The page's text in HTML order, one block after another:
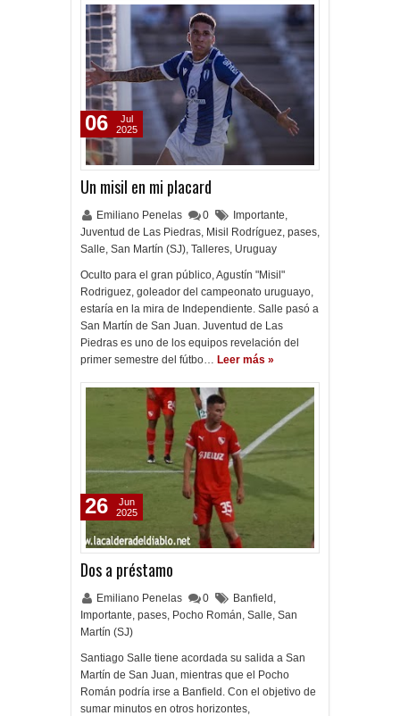
Un misil en mi placard
Emiliano Penelas 0 Importante,
Juventud de Las Piedras, Misil Rodríguez, pases,
Salle, San Martín (SJ), Talleres, Uruguay
Oculto para el gran público, Agustín "Misil"
Rodriguez, goleador del campeonato uruguayo,
estaría en la mira de Independiente. Salle pasó a
San Martín de San Juan. Juventud de Las
Piedras es uno de los equipos revelación del
primer semestre del fútbo… Leer más »
06
Jul
2025
Dos a préstamo
Emiliano Penelas 0 Banfield ,
Importante, pases, Pocho Román, Salle, San
Martín (SJ)
Santiago Salle tiene acordada su salida a San
Martín de San Juan, mientras que el Pocho
Román podría irse a Banfield. Con el objetivo de
sumar minutos en otros horizontes,
26
Jun
2025